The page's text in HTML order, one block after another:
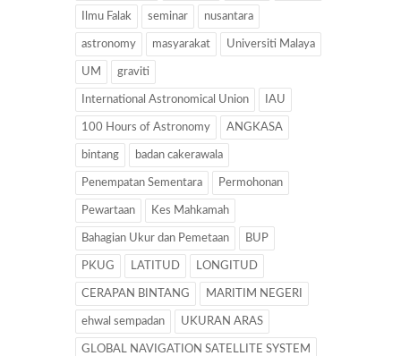
Ilmu Falak seminar nusantara
astronomy masyarakat Universiti Malaya
UM graviti
International Astronomical Union IAU
100 Hours of Astronomy ANGKASA
bintang badan cakerawala
Penempatan Sementara Permohonan
Pewartaan Kes Mahkamah
Bahagian Ukur dan Pemetaan BUP
PKUG LATITUD LONGITUD
CERAPAN BINTANG MARITIM NEGERI
ehwal sempadan UKURAN ARAS
GLOBAL NAVIGATION SATELLITE SYSTEM